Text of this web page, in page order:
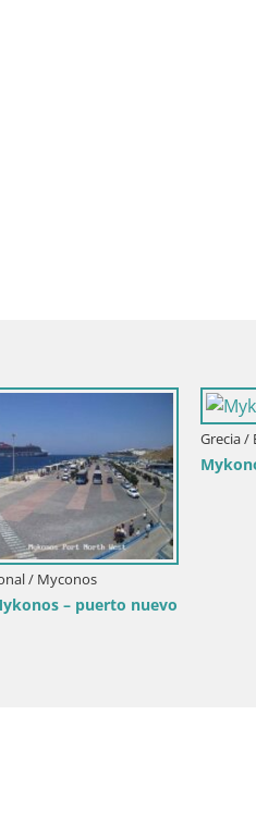
Grecia / Egeo Meridional / Siros
Webcam Hermoupolis –
Syros Isla